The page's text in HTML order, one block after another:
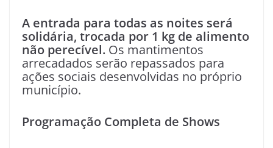
A entrada para todas as noites será
solidária, trocada por 1 kg de alimento
não perecível. Os mantimentos
arrecadados serão repassados para
ações sociais desenvolvidas no próprio
município.
Programação Completa de Shows